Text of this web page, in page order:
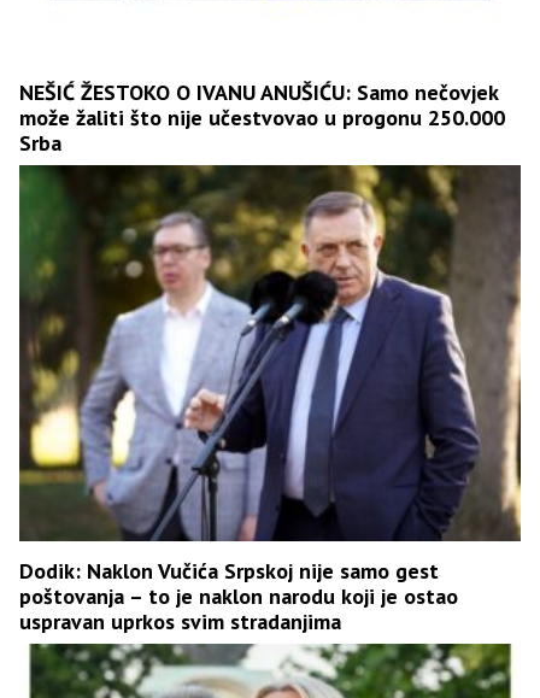
NEŠIĆ ŽESTOKO O IVANU ANUŠIĆU: Samo nečovjek
može žaliti što nije učestvovao u progonu 250.000
Srba
Dodik: Naklon Vučića Srpskoj nije samo gest
poštovanja – to je naklon narodu koji je ostao
uspravan uprkos svim stradanjima